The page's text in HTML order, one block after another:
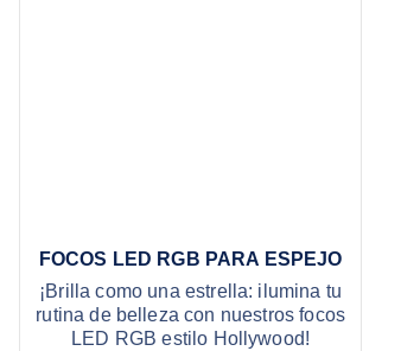
FOCOS LED RGB PARA ESPEJO
¡Brilla como una estrella: ilumina tu
rutina de belleza con nuestros focos
LED RGB estilo Hollywood!